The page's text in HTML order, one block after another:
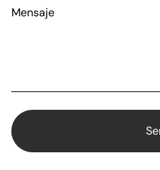
Mensaje